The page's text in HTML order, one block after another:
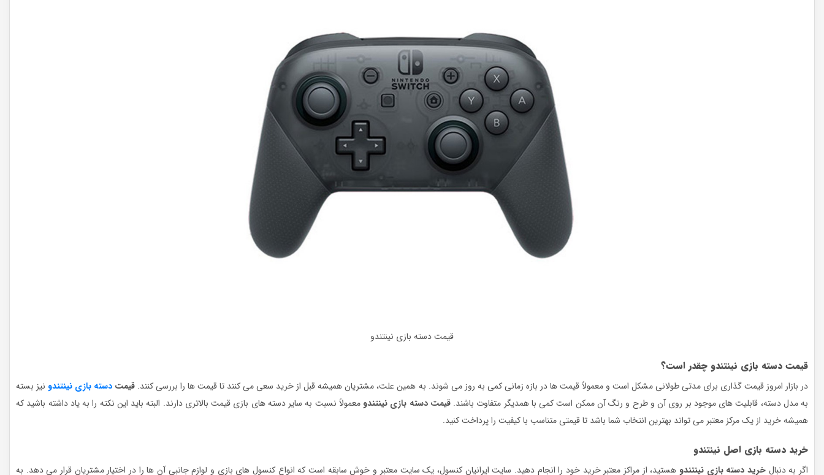
قیمت دسته بازی نینتندو
قیمت دسته بازی نینتندو چقدر است؟
در بازار امروز قیمت گذاری برای مدتی طولانی مشکل است و معمولاً قیمت ها در بازه زمانی کمی به روز می شوند. به همین علت، مشتریان همیشه قبل از خرید سعی می کنند تا قیمت ها را بررسی کنند. قیمت دسته بازی نینتندو نیز بسته
به مدل دسته، قابلیت های موجود بر روی آن و طرح و رنگ آن ممکن است کمی با همدیگر متفاوت باشند.قیمت دسته بازی نینتندو معمولاً نسبت به سایر دسته های بازی قیمت بالاتری دارند. البته باید این نکته را به یاد داشته باشید که
همیشه خرید از یک مرکز معتبر می تواند بهترین انتخاب شما باشد تا قیمتی متناسب با کیفیت را پرداخت کنید.
خرید دسته بازی اصل نینتندو
اگر به دنبال خرید دسته بازی نینتندو هستید، از مراکز معتبر خرید خود را انجام دهید. سایت ایرانیان کنسول، یک سایت معتبر و خوش سابقه است که انواع کنسول های بازی و لوازم جانبی آن ها را در اختیار مشتریان قرار می دهد. به